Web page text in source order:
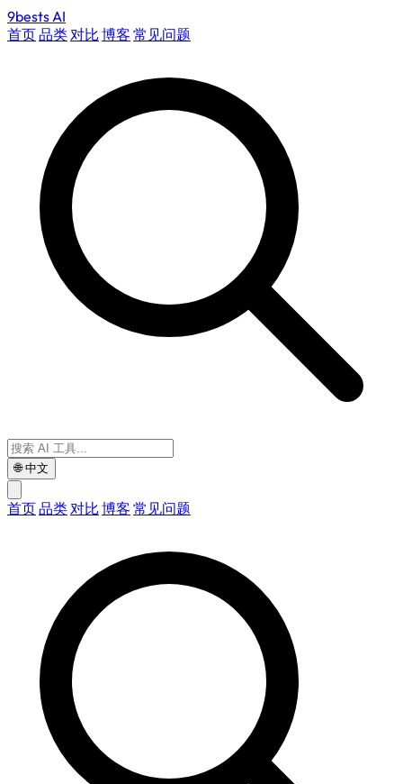
9bestsAI
首页品类对比 博客 常见问题
🌐中文
首页品类对比 博客 常见问题